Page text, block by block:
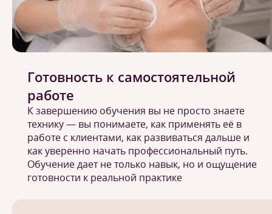
Готовность к самостоятельной
работе
К завершению обучения вы не просто знаете
технику — вы понимаете, как применять её в
работе с клиентами, как развиваться дальше и
как уверенно начать профессиональный путь.
Обучение дает не только навык, но и ощущение
готовности к реальной практике